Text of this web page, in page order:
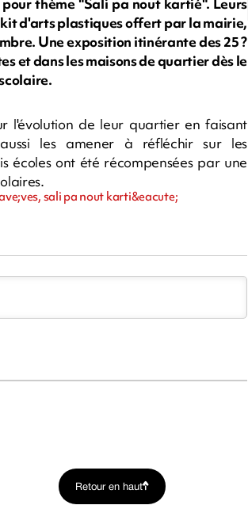
d'arts plastiques offert par la mairie,
Une exposition itinérante des 25 ?
et dans les maisons de quartier dès le
l'évolution de leur quartier en faisant
les amener à réfléchir sur les
écoles ont été récompensées par une
sali pa nout karti&eacute;
Retour en haut